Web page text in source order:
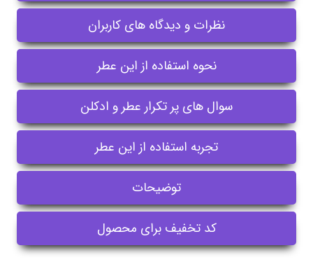
نظرات و دیدگاه های کاربران
نحوه استفاده از این عطر
سوال های پر تکرار عطر و ادکلن
تجربه استفاده از این عطر
توضیحات
کد تخفیف برای محصول